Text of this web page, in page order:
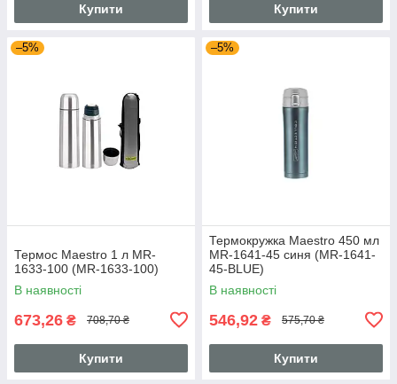
Купити Купити
–5%
Термос Maestro 1 л MR-
1633-100 (MR-1633-100)
В наявності
673,26 ₴ 708,70 ₴
Купити
–5%
Термокружка Maestro 450 мл
MR-1641-45 синя (MR-1641-
45-BLUE)
В наявності
546,92 ₴ 575,70 ₴
Купити